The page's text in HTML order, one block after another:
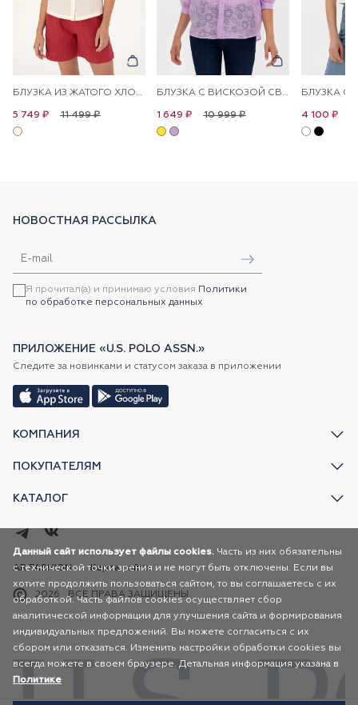
БЛУЗКА ИЗ ЖАТОГО ХЛОПКА БЕЗ РУКАВОВ
11 499 ₽
5 749 ₽
БЛУЗКА С ВИСКОЗОЙ СВОБОДНАЯ
10 999 ₽
1 649 ₽ 4 100 ₽
КОМПАНИЯ
ПОКУПАТЕЛЯМ
КАТАЛОГ
НОВОСТНАЯ РАССЫЛКА
Я прочитал(а) и принимаю условия Политики
по обработке персональных данных
ПРИЛОЖЕНИЕ «U.S. POLO ASSN.»
Следите за новинками и статусом заказа в приложении
2026 ВСЕ ПРАВА ЗАЩИЩЕНЫ
AR FASHION Карта сайта
Данный сайт использует файлы cookies. Часть из них обязательны
с технической точки зрения и не могут быть отключены. Если вы
хотите продолжить пользоваться сайтом, то вы соглашаетесь с их
обработкой. Часть файлов cookies осуществляет сбор
аналитической информации для улучшения сайта и формирования
индивидуальных предложений. Вы можете согласиться с их
сбором или отказаться. Изменить настройки обработки cookies вы
всегда можете в своем браузере. Детальная информация указана в
Политике